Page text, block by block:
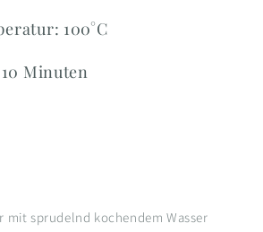
100°C
Minuten
mit sprudelnd kochendem Wasser